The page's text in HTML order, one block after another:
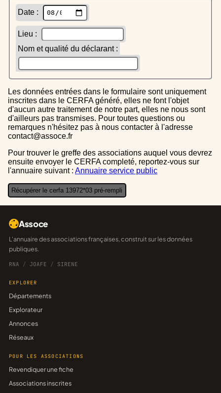
Date :
Lieu :
Nom et qualité du déclarant :
Les données entrées dans le formulaire sont uniquement
inscrites dans le CERFA généré, elles ne font l'objet
d'aucun autre traitement de notre part, elles ne nous sont
d'ailleurs pas transmises. Pour toutes questions ou
remarques n'hésitez pas à nous contacter à l'adresse
contact@assoce.fr
Pour trouver le greffe des associations auquel vous devrez
ensuite envoyer le CERFA completé, reportez-vous sur
l'annuaire suivant : Annuaire service public
Récupérer le cerfa 13972*03 pré-rempli
Assoce
L'annuaire des associations françaises, construit sur les données
publiques.
RNA / JOAFE / SIRENE
EXPLORER
Départements
Explorateur
Annonces
Réseaux
POUR LES ASSOCIATIONS
Revendiquer une fiche
Associations inscrites